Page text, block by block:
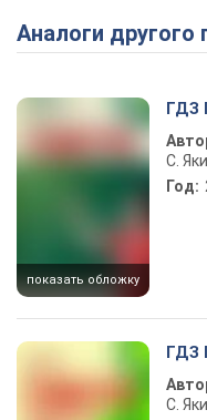
Аналоги
показать обложку
ГДЗ
С.
Год:
ГДЗ
С.